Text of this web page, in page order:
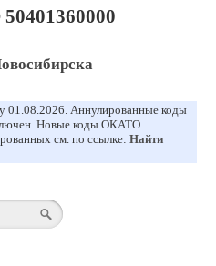
01.08.2026. Аннулированные коды
Новые коды ОКАТО
см. по ссылке: Найти